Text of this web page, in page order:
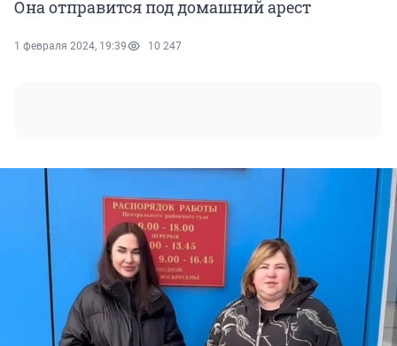
Она отправится под домашний арест
1 февраля 2024, 19:39 10 247